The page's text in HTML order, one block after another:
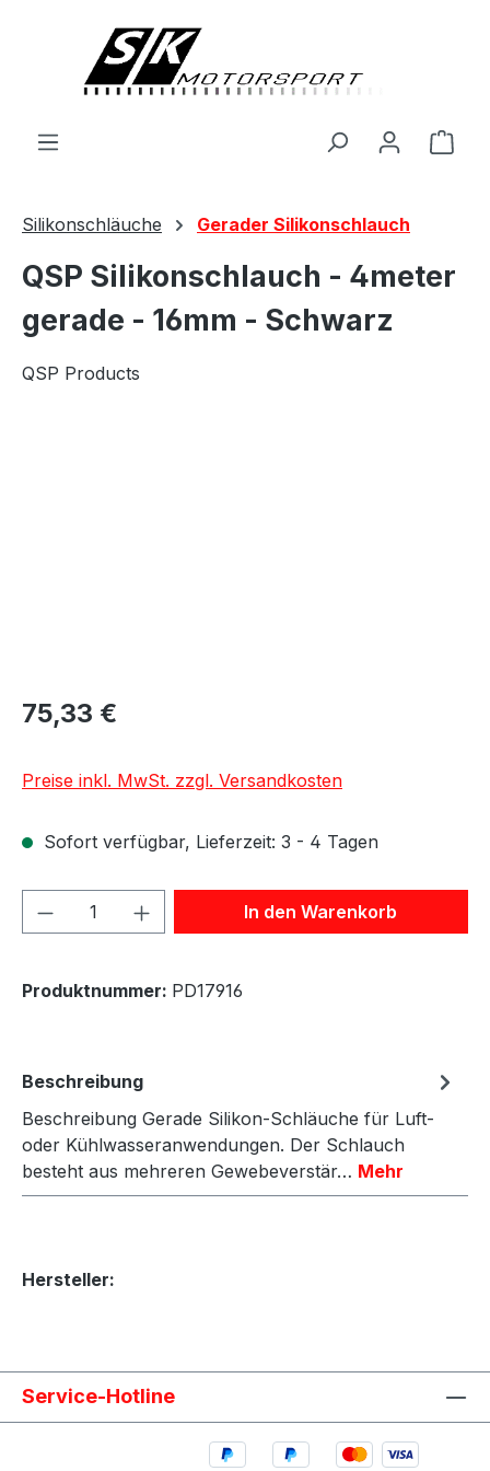
Silikonschläuche Gerader Silikonschlauch
QSP Silikonschlauch - 4meter
gerade - 16mm - Schwarz
QSP Products
75,33 €
Preise inkl. MwSt. zzgl. Versandkosten
Sofort verfügbar, Lieferzeit: 3 - 4 Tagen
Produkt Anzahl: Gib denIn den Warenkorb
Produktnummer: PD17916
Beschreibung
Beschreibung Gerade Silikon-Schläuche für Luft-
oder Kühlwasseranwendungen. Der Schlauch
besteht aus mehreren Gewebeverstär… Mehr
Hersteller:
Service-Hotline